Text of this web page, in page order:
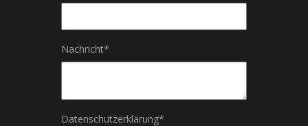
Nachricht*
Datenschutzerklärung*